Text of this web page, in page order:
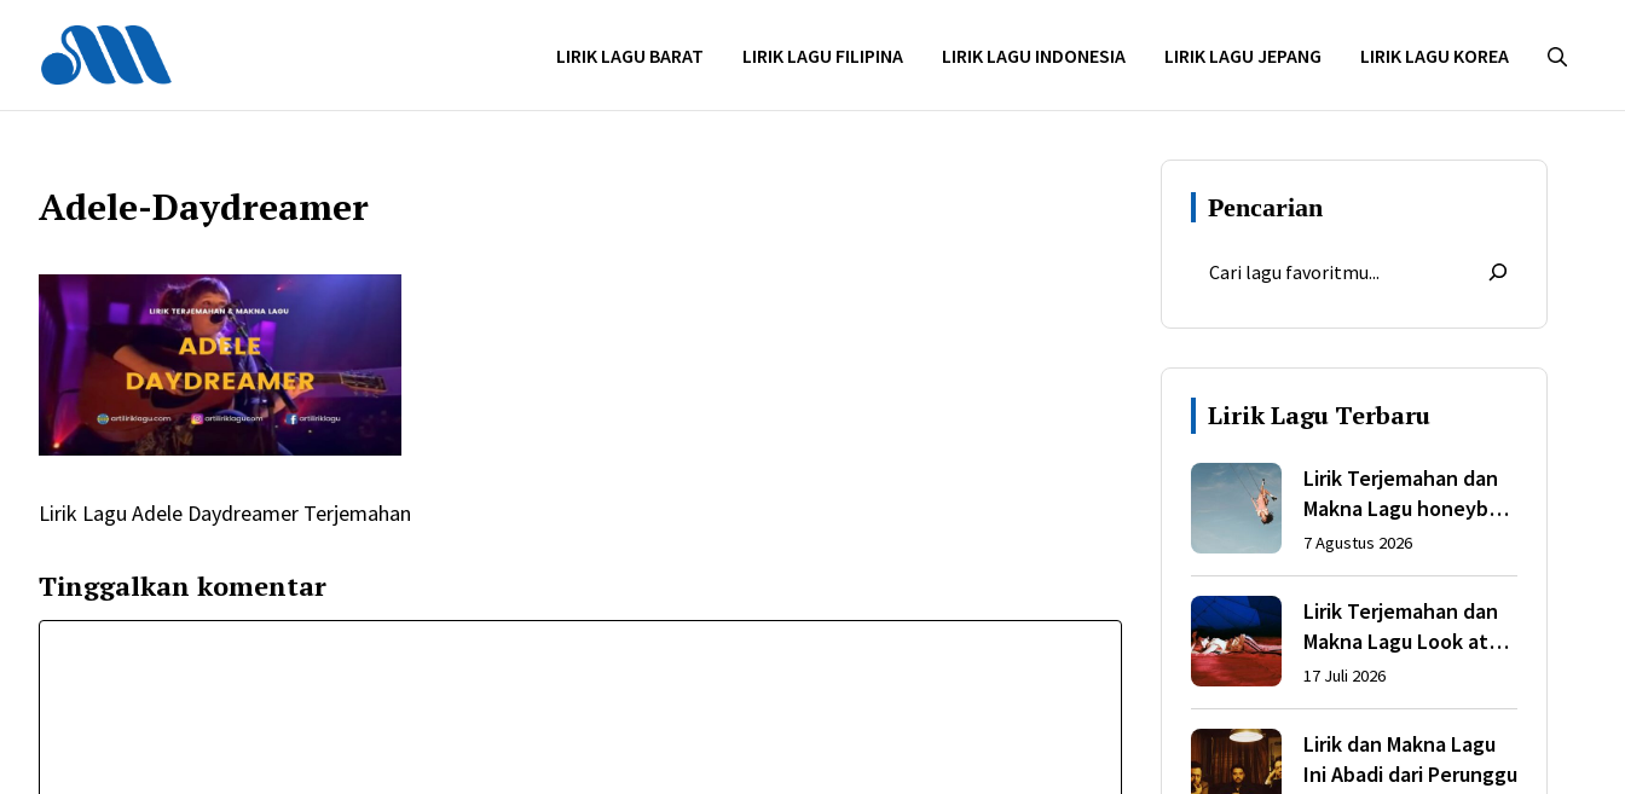
LIRIK LAGU BARAT LIRIK LAGU FILIPINA LIRIK LAGU INDONESIA LIRIK LAGU JEPANG LIRIK LAGU KOREA
Adele-Daydreamer
Lirik Lagu Adele Daydreamer Terjemahan
Tinggalkan komentar
Pencarian
Lirik Lagu Terbaru
Lirik Terjemahan dan
Makna Lagu honeybee
dari Olivia Rodrigo
7 Agustus 2026
Lirik Terjemahan dan
Makna Lagu Look at
My Life dari Gracie
Abrams
17 Juli 2026
Lirik dan Makna Lagu
Ini Abadi dari Perunggu